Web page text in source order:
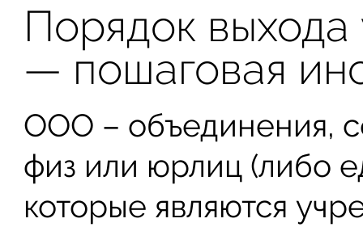
Порядок
— пошаговая
ООО – объединения,
физ или юрлиц (либо
которые являются